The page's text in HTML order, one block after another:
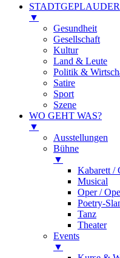
STADTGEPLAUDER
▼
Gesundheit
Gesellschaft
Kultur
Land & Leute
Politik &
Satire
Sport
Szene
WO GEHT WAS?
▼
Ausstellungen
Bühne
▼
Kabarett /
Musical
Oper /
Poetry-
Tanz
Theater
Events
▼